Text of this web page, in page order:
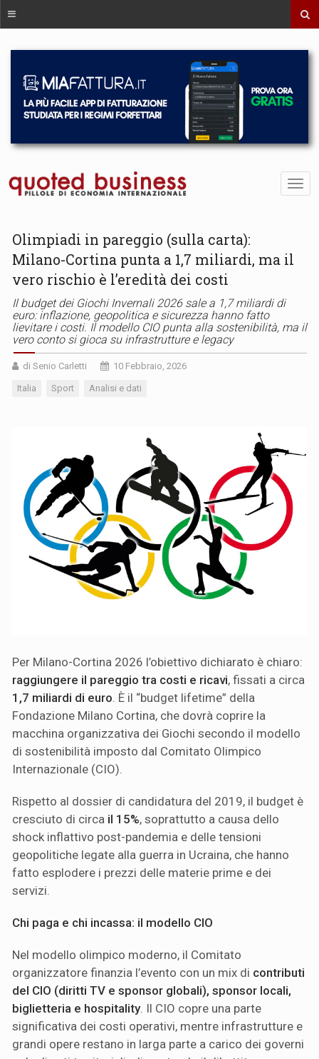
Olimpiadi in pareggio (sulla carta):
Milano-Cortina punta a 1,7 miliardi, ma il
vero rischio è l’eredità dei costi
Il budget dei Giochi Invernali 2026 sale a 1,7 miliardi di
euro: inflazione, geopolitica e sicurezza hanno fatto
lievitare i costi. Il modello CIO punta alla sostenibilità, ma il
vero conto si gioca su infrastrutture e legacy
di Senio Carletti 10 Febbraio, 2026
Italia Sport Analisi e dati
Per Milano-Cortina 2026 l’obiettivo dichiarato è chiaro:
raggiungere il pareggio tra costi e ricavi, fissati a circa
1,7 miliardi di euro . È il “budget lifetime” della
Fondazione Milano Cortina, che dovrà coprire la
macchina organizzativa dei Giochi secondo il modello
di sostenibilità imposto dal Comitato Olimpico
Internazionale (CIO).
Rispetto al dossier di candidatura del 2019, il budget è
cresciuto di circa il 15%, soprattutto a causa dello
shock inflattivo post-pandemia e delle tensioni
geopolitiche legate alla guerra in Ucraina, che hanno
fatto esplodere i prezzi delle materie prime e dei
servizi.
Chi paga e chi incassa: il modello CIO
Nel modello olimpico moderno, il Comitato
organizzatore finanzia l’evento con un mix di contributi
del CIO (diritti TV e sponsor globali), sponsor locali,
biglietteria e hospitality. Il CIO copre una parte
significativa dei costi operativi, mentre infrastrutture e
grandi opere restano in larga parte a carico dei governi